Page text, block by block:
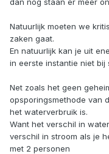
Natuurlijk moeten we
zaken gaat.
En natuurlijk kan je uit
in eerste instantie niet bij
Net zoals het geen
opsporingsmethode van
het waterverbruik is.
Want het verschil in
verschil in stroom als je
met 2 personen